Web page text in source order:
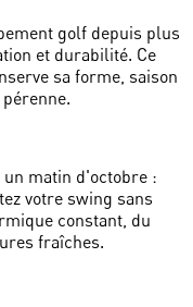
golf depuis plus
et durabilité. Ce
sa forme, saison
matin d'octobre :
votre swing sans
constant, du
fraîches.